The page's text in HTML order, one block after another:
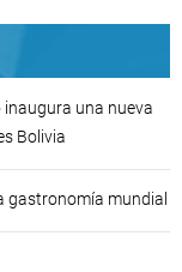
una nueva
Bolivia
gastronomía mundial